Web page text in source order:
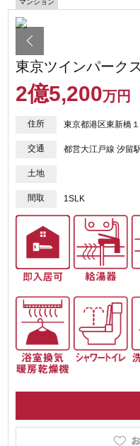
マンション
東京ツインパーク
2億5,200万円
住所 東京都港区東新橋１
交通 都営大江戸線 汐留
土地
間取 1SLK